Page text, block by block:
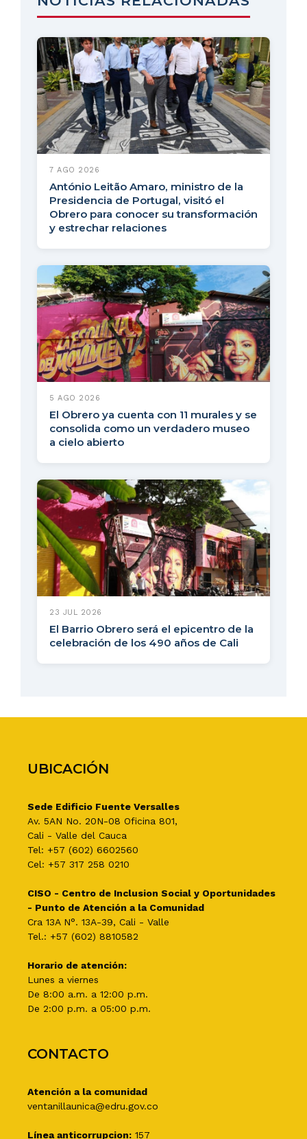
7 AGO 2026
António Leitão Amaro, ministro de la
Presidencia de Portugal, visitó el
Obrero para conocer su transformación
y estrechar relaciones
5 AGO 2026
El Obrero ya cuenta con 11 murales y se
consolida como un verdadero museo
a cielo abierto
23 JUL 2026
El Barrio Obrero será el epicentro de la
celebración de los 490 años de Cali
UBICACIÓN
Sede Edificio Fuente Versalles
Av. 5AN No. 20N-08 Oficina 801,
Cali - Valle del Cauca
Tel: +57 (602) 6602560
Cel: +57 317 258 0210
CISO - Centro de Inclusion Social y Oportunidades
- Punto de Atención a la Comunidad
Cra 13A N°. 13A-39, Cali - Valle
Tel.: +57 (602) 8810582
Horario de atención:
Lunes a viernes
De 8:00 a.m. a 12:00 p.m.
De 2:00 p.m. a 05:00 p.m.
CONTACTO
Atención a la comunidad
ventanillaunica@edru.gov.co
Línea anticorrupcion: 157